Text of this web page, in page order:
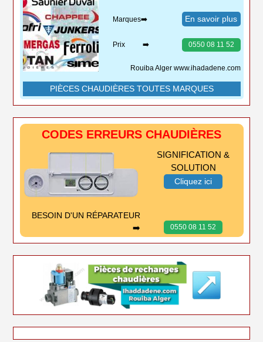
Marques➡️ En savoir plus
Prix ➡️ 0550 08 11 52
Rouiba Alger www.ihadadene.com
PIÈCES CHAUDIÈRES TOUTES MARQUES
CODES ERREURS CHAUDIÈRES
SIGNIFICATION &
SOLUTION
Cliquez ici
0550 08 11 52
BESOIN D'UN RÉPARATEUR
➡️